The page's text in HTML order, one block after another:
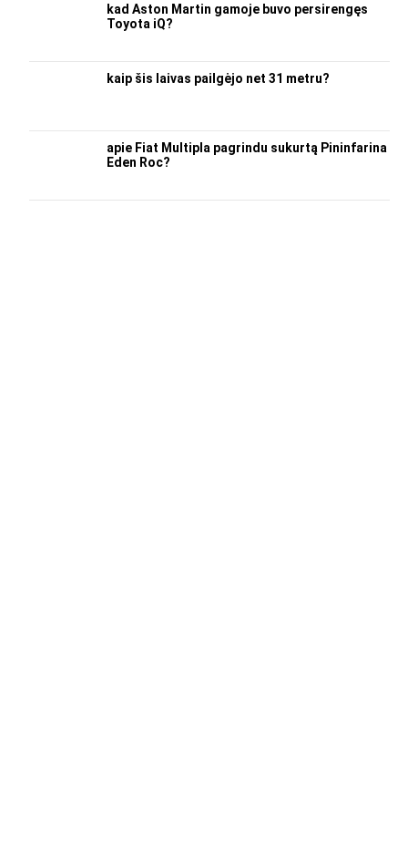
kad Aston Martin gamoje buvo persirengęs
Toyota iQ?
kaip šis laivas pailgėjo net 31 metru?
apie Fiat Multipla pagrindu sukurtą Pininfarina
Eden Roc?